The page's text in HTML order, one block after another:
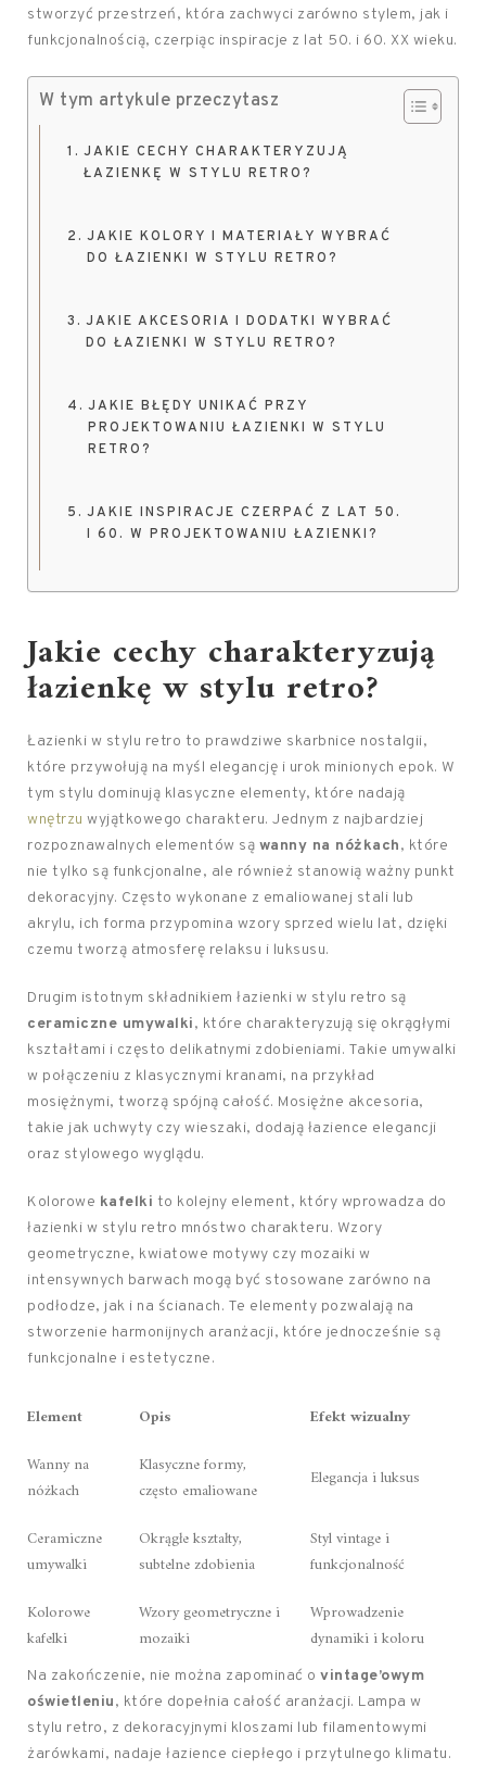
stworzyć przestrzeń, która zachwyci zarówno stylem, jak i
funkcjonalnością, czerpiąc inspiracje z lat 50. i 60. XX wieku.
W tym artykule przeczytasz
JAKIE CECHY CHARAKTERYZUJĄ
ŁAZIENKĘ W STYLU RETRO?
JAKIE KOLORY I MATERIAŁY WYBRAĆ
DO ŁAZIENKI W STYLU RETRO?
JAKIE AKCESORIA I DODATKI WYBRAĆ
DO ŁAZIENKI W STYLU RETRO?
JAKIE BŁĘDY UNIKAĆ PRZY
PROJEKTOWANIU ŁAZIENKI W STYLU
RETRO?
JAKIE INSPIRACJE CZERPAĆ Z LAT 50.
I 60. W PROJEKTOWANIU ŁAZIENKI?
Jakie cechy charakteryzują
łazienkę w stylu retro?
Łazienki w stylu retro to prawdziwe skarbnice nostalgii,
które przywołują na myśl elegancję i urok minionych epok. W
tym stylu dominują klasyczne elementy, które nadają
wnętrzu wyjątkowego charakteru. Jednym z najbardziej
rozpoznawalnych elementów są wanny na nóżkach, które
nie tylko są funkcjonalne, ale również stanowią ważny punkt
dekoracyjny. Często wykonane z emaliowanej stali lub
akrylu, ich forma przypomina wzory sprzed wielu lat, dzięki
czemu tworzą atmosferę relaksu i luksusu.
Drugim istotnym składnikiem łazienki w stylu retro są
ceramiczne umywalki, które charakteryzują się okrągłymi
kształtami i często delikatnymi zdobieniami. Takie umywalki
w połączeniu z klasycznymi kranami, na przykład
mosiężnymi, tworzą spójną całość. Mosiężne akcesoria,
takie jak uchwyty czy wieszaki, dodają łazience elegancji
oraz stylowego wyglądu.
Kolorowe kafelki to kolejny element, który wprowadza do
łazienki w stylu retro mnóstwo charakteru. Wzory
geometryczne, kwiatowe motywy czy mozaiki w
intensywnych barwach mogą być stosowane zarówno na
podłodze, jak i na ścianach. Te elementy pozwalają na
stworzenie harmonijnych aranżacji, które jednocześnie są
funkcjonalne i estetyczne.
Element Opis
Efekt wizualny
Wanny na
nóżkach
Klasyczne formy,
często emaliowane
Elegancja i luksus
Ceramiczne
umywalki
Okrągłe kształty,
subtelne zdobienia
Styl vintage i
funkcjonalność
Kolorowe
kafelki
Wzory geometryczne i
mozaiki
Wprowadzenie
dynamiki i koloru
Na zakończenie, nie można zapominać o vintage’owym
oświetleniu, które dopełnia całość aranżacji. Lampa w
stylu retro, z dekoracyjnymi kloszami lub filamentowymi
żarówkami, nadaje łazience ciepłego i przytulnego klimatu.